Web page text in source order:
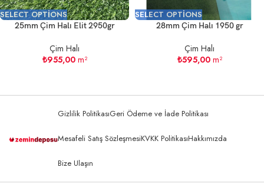
SELECT OPTIONS
25mm Çim Halı Elit 2950gr
Çim Halı
₺955,00m²
SELECT OPTIONS
28mm Çim Halı 1950 gr
Çim Halı
₺595,00m²
Gizlilik PolitikasıGeri Ödeme ve İade Politikası
Mesafeli Satış SözleşmesiKVKK PolitikasıHakkımızda
Bize Ulaşın